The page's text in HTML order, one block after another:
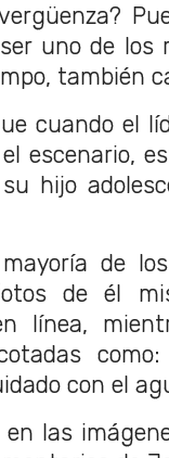
uno de los
también
cuando el
escenario,
hijo
de
de él
línea,
con el
en las